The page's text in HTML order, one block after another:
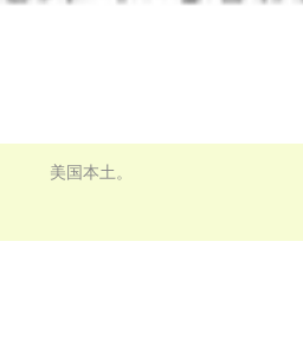
美国本土。